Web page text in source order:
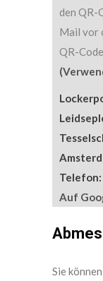
den QR-
Mail vor
QR-
Telefon:
Auf
Sie